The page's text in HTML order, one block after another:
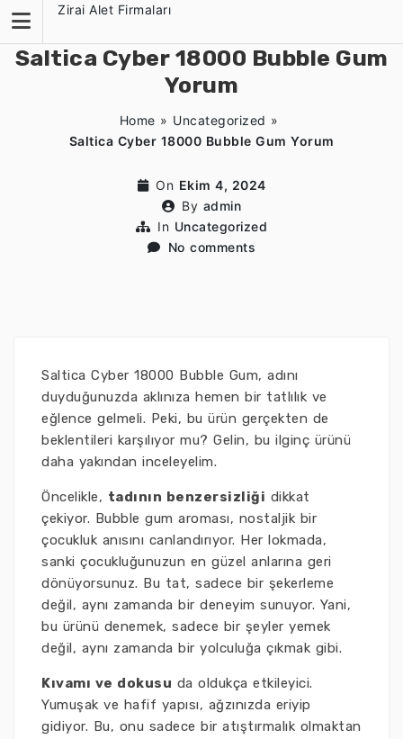
content
Zirai Alet Firmaları
Saltica Cyber 18000 Bubble Gum
Yorum
Home » Uncategorized »
Saltica Cyber 18000 Bubble Gum Yorum
On Ekim 4, 2024
By admin
In Uncategorized
No comments
Saltica Cyber 18000 Bubble Gum, adını
duyduğunuzda aklınıza hemen bir tatlılık ve
eğlence gelmeli. Peki, bu ürün gerçekten de
beklentileri karşılıyor mu? Gelin, bu ilginç ürünü
daha yakından inceleyelim.
Öncelikle, tadının benzersizliği dikkat
çekiyor. Bubble gum aroması, nostaljik bir
çocukluk anısını canlandırıyor. Her lokmada,
sanki çocukluğunuzun en güzel anlarına geri
dönüyorsunuz. Bu tat, sadece bir şekerleme
değil, aynı zamanda bir deneyim sunuyor. Yani,
bu ürünü denemek, sadece bir şeyler yemek
değil, aynı zamanda bir yolculuğa çıkmak gibi.
Kıvamı ve dokusu da oldukça etkileyici.
Yumuşak ve hafif yapısı, ağzınızda eriyip
gidiyor. Bu, onu sadece bir atıştırmalık olmaktan